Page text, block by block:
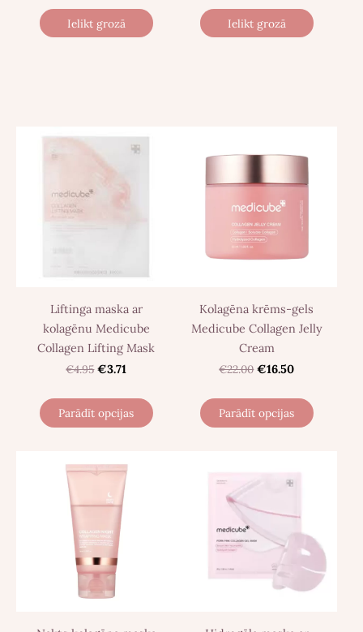
Ielikt grozā Ielikt grozā
Liftinga maska ​​ar
kolagēnu Medicube
Collagen Lifting Mask
€4.95 €3.71
Parādīt opcijas
Kolagēna krēms-gels
Medicube Collagen Jelly
Cream
€22.00 €16.50
Parādīt opcijas